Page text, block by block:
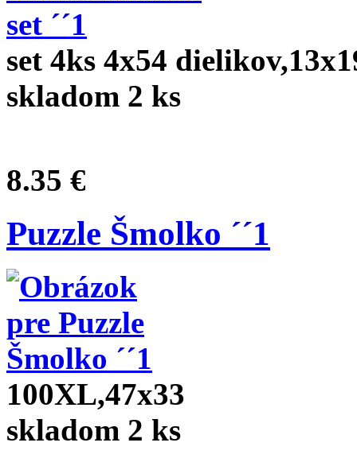
set 4ks 4x54
skladom 2 ks
8.35 €
Puzzle Šmolko ´´1
100XL,47x33
skladom 2 ks